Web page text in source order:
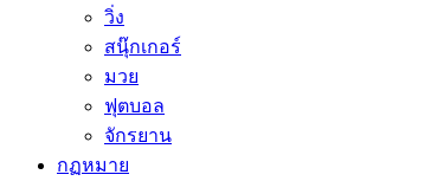
วิ่ง
สนุ๊กเกอร์
มวย
ฟุตบอล
จักรยาน
กฏหมาย